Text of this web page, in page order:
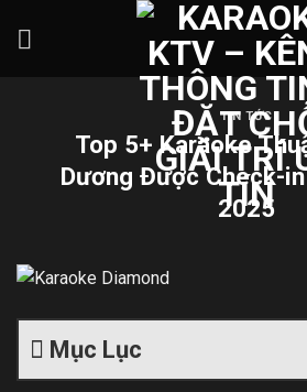
TIN TỨC
Top 5+ Karaoke
Dương Được Check-
2025
Mục Lục